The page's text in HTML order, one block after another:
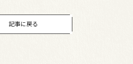
記事に戻る